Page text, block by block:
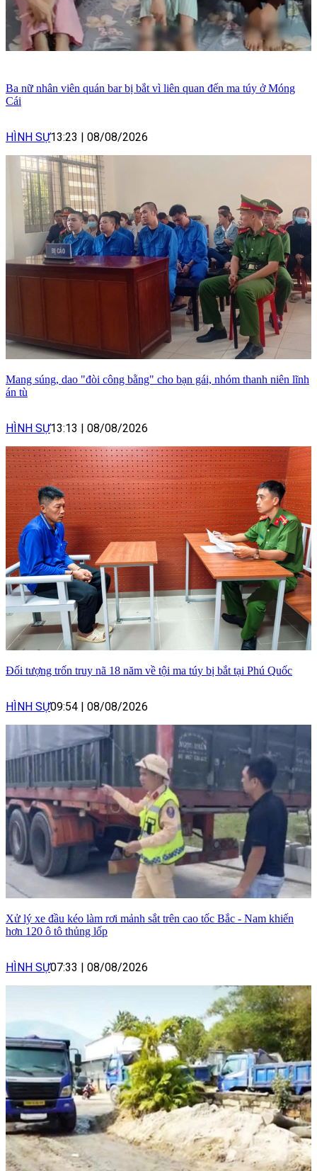
Ba nữ nhân viên quán bar bị bắt vì liên quan đến ma túy ở Móng
Cái
HÌNH SỰ13:23 | 08/08/2026
Mang súng, dao "đòi công bằng" cho bạn gái, nhóm thanh niên lĩnh
án tù
HÌNH SỰ13:13 | 08/08/2026
Đối tượng trốn truy nã 18 năm về tội ma túy bị bắt tại Phú Quốc
HÌNH SỰ09:54 | 08/08/2026
Xử lý xe đầu kéo làm rơi mảnh sắt trên cao tốc Bắc - Nam khiến
hơn 120 ô tô thủng lốp
HÌNH SỰ07:33 08/08/2026